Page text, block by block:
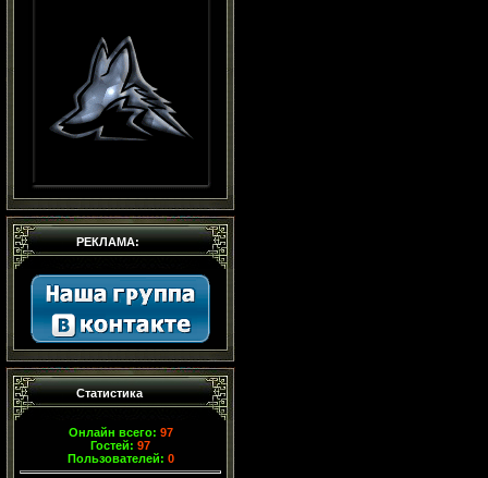
РЕКЛАМА:
Статистика
Онлайн всего: 97
Гостей: 97
Пользователей: 0